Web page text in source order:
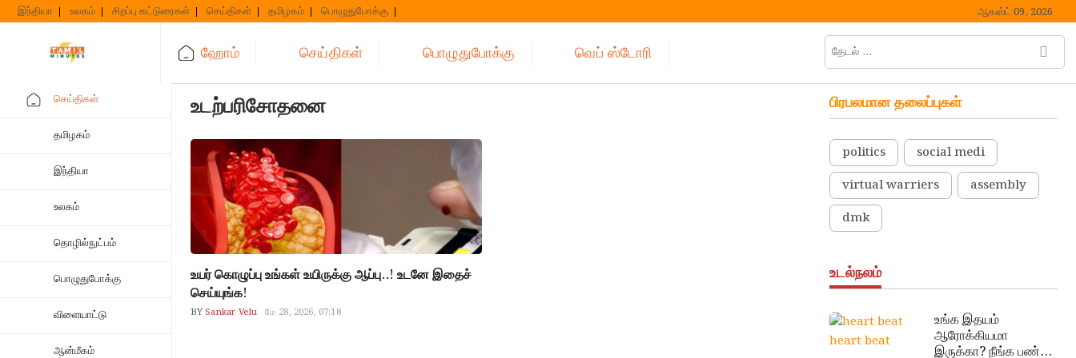
Skip
to
இந்தியா உலகம் சிறப்பு கட்டுரைகள் செய்திகள் தமிழகம் பொழுதுபோக்கு ஆகஸ்ட் 09, 2026
ஹோம் செய்திகள் பொழுதுபோக்கு வெப் ஸ்டோரி
தேடல்
… M
t
o
செய்திகள்
தமிழகம்
இந்தியா
உலகம்
தொழில்நுட்பம்
பொழுதுபோக்கு
விளையாட்டு
ஆன்மீகம்
உடற்பரிசோதனை
cholestral
உயர் கொழுப்பு உங்கள் உயிருக்கு ஆப்பு..! உடனே இதைச்
செய்யுங்க!
BYSankar Velu மே 28, 2026, 07:18
பிரபலமான தலைப்புகள்
politics
social medi
virtual warriers
assembly
dmk
உடல்நலம்
heart beat
உங்க இதயம்
ஆரோக்கியமா
இருக்கா? நீங்க பண்ண